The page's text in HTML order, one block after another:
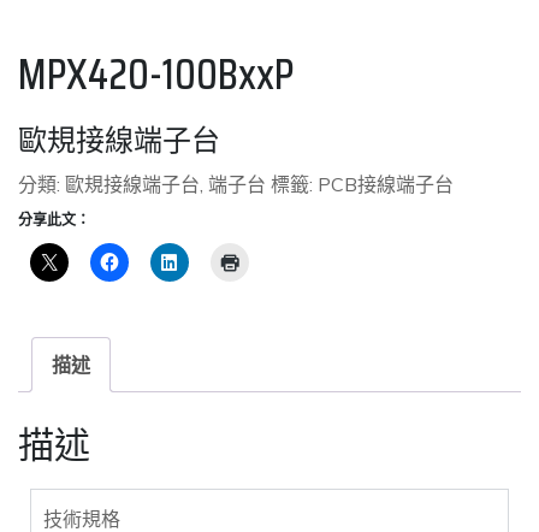
MPX420-100BxxP
歐規接線端子台
分類: 歐規接線端子台, 端子台 標籤: PCB接線端子台
分享此文：
描述
描述
技術規格